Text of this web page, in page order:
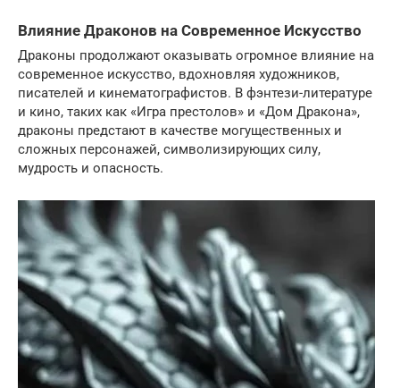
Влияние Драконов на Современное Искусство
Драконы продолжают оказывать огромное влияние на
современное искусство, вдохновляя художников,
писателей и кинематографистов. В фэнтези-литературе
и кино, таких как «Игра престолов» и «Дом Дракона»,
драконы предстают в качестве могущественных и
сложных персонажей, символизирующих силу,
мудрость и опасность.